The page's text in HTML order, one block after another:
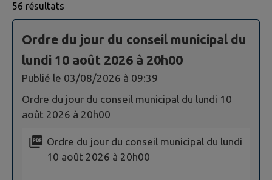
56 résultats
Ordre du jour du conseil municipal du
lundi 10 août 2026 à 20h00
Publié le 03/08/2026 à 09:39
Ordre du jour du conseil municipal du lundi 10
août 2026 à 20h00
Ordre du jour du conseil municipal du lundi
10 août 2026 à 20h00